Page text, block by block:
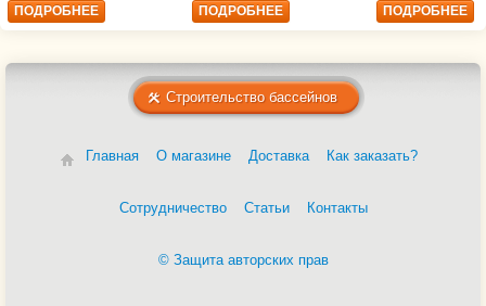
ПОДРОБНЕЕ ПОДРОБНЕЕ ПОДРОБНЕЕ
Строительство бассейнов
Главная О магазине Доставка Как заказать?
Сотрудничество Статьи Контакты
© Защита авторских прав